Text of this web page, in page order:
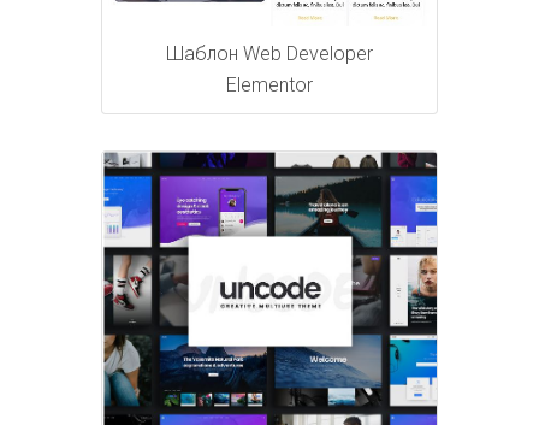
Шаблон Web Developer
Elementor